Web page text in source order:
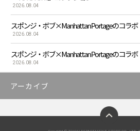
2026.08.04
スポンジ・ボブ×Manhattan Portageのコラ
2026.08.04
スポンジ・ボブ×Manhattan Portageのコラ
2026.08.04
アーカイブ